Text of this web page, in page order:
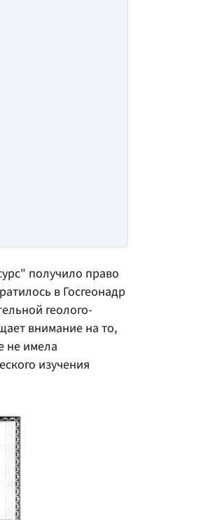
получило право
в Госгеонадр
геолого-
внимание на то,
не имела
изучения